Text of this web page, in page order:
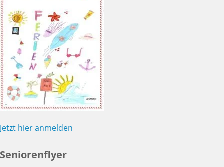
Jetzt hier anmelden
Seniorenflyer